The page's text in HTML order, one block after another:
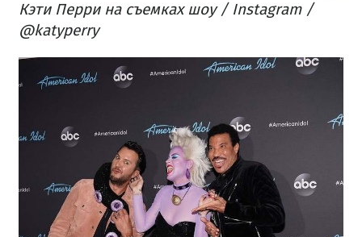
Кэти Перри на съемках шоу / Instagram /
@katyperry